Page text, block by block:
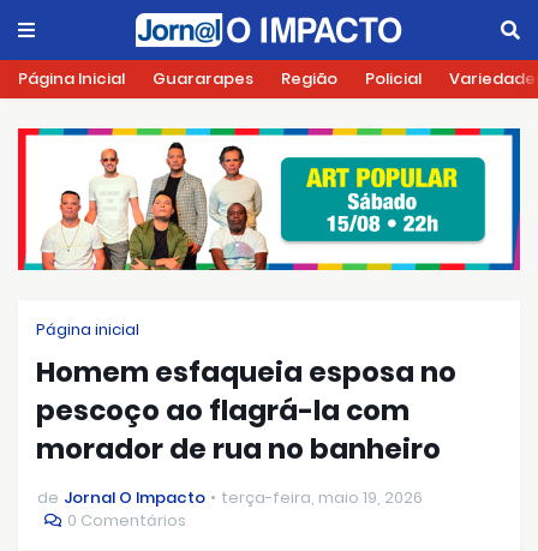
Página Inicial Guararapes Região Policial
Página inicial
Homem esfaqueia esposa no
pescoço ao flagrá-la com
morador de rua no banheiro
de Jornal O Impacto
terça-feira, maio 19, 2026
0 Comentários